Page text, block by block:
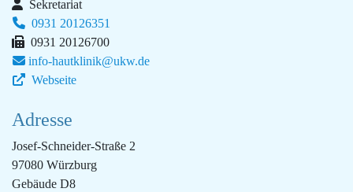
Sekretariat
0931 20126351
0931 20126700
info-hautklinik@ukw.de
Webseite
Adresse
Josef-Schneider-Straße 2
97080 Würzburg
Gebäude D8